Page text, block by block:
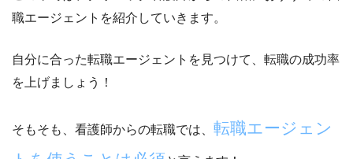
職エージェントを紹介していきます。
自分に合った転職エージェントを見つけて、転職の成功率
を上げましょう！
そもそも、看護師からの転職では、 転職エージェン